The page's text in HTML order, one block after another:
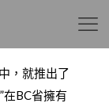
，就推出了
在BC省擁有